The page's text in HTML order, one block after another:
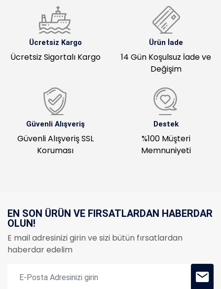
Ücretsiz Kargo
Ücretsiz Sigortalı Kargo
Ürün İade
14 Gün Koşulsuz İade ve
Değişim
Güvenli Alışveriş
Güvenli Alışveriş SSL
Koruması
Destek
%100 Müşteri
Memnuniyeti
EN SON ÜRÜN VE FIRSATLARDAN HABERDAR
OLUN!
E mail adresinizi girin ve sizi bütün fırsatlardan
haberdar edelim